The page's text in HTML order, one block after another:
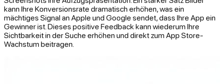
kann Ihre Konversionsrate dramatisch erhöhen, was ein
mächtiges Signal an Apple und Google sendet, dass Ihre App ein
Gewinner ist. Dieses positive Feedback kann wiederum Ihre
Sichtbarkeit in der Suche erhöhen und direkt zum App Store-
Wachstum beitragen.